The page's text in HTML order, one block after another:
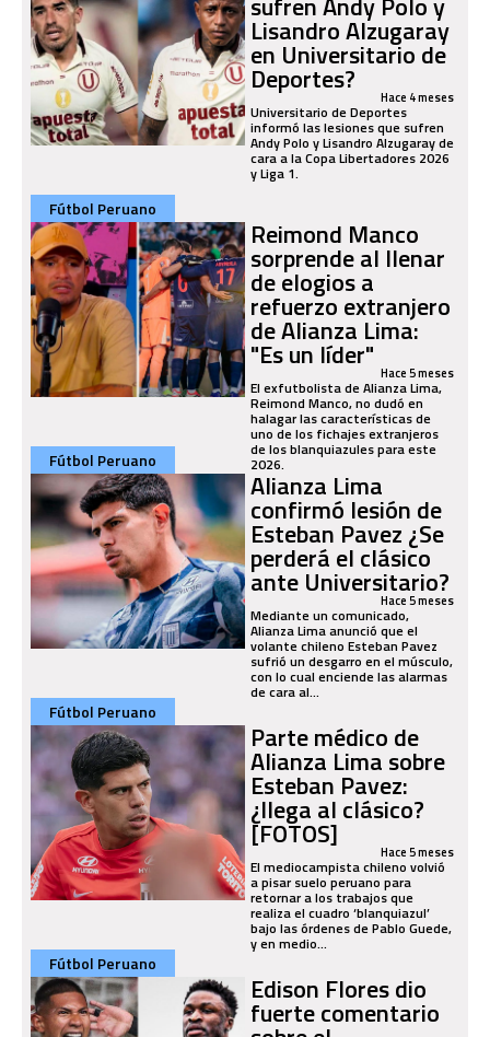
Lisandro Alzugaray
en Universitario de
Deportes? Hace 4 meses
Universitario de Deportes
informó las lesiones que sufren
Andy Polo y Lisandro Alzugaray de
cara a la Copa Libertadores 2026
y Liga 1.
Fútbol Peruano
Reimond Manco
sorprende al llenar
de elogios a
refuerzo extranjero
de Alianza Lima:
"Es un líder" Hace 5 meses
El exfutbolista de Alianza Lima,
Reimond Manco, no dudó en
halagar las características de
uno de los fichajes extranjeros
de los blanquiazules para este
2026.
Fútbol Peruano
Alianza Lima
confirmó lesión de
Esteban Pavez ¿Se
perderá el clásico
ante Universitario?
Hace 5 meses
Mediante un comunicado,
Alianza Lima anunció que el
volante chileno Esteban Pavez
sufrió un desgarro en el músculo,
con lo cual enciende las alarmas
de cara al...
Fútbol Peruano
Parte médico de
Alianza Lima sobre
Esteban Pavez:
¿llega al clásico?
[FOTOS] Hace 5 meses
El mediocampista chileno volvió
a pisar suelo peruano para
retornar a los trabajos que
realiza el cuadro ‘blanquiazul’
bajo las órdenes de Pablo Guede,
y en medio...
Fútbol Peruano
Edison Flores dio
fuerte comentario